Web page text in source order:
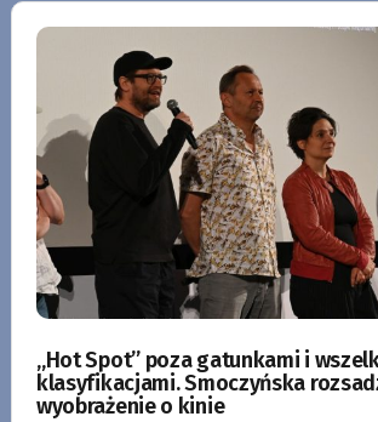
„Hot Spot” poza gatunkami i
klasyfikacjami. Smoczyńska
wyobrażenie o kinie